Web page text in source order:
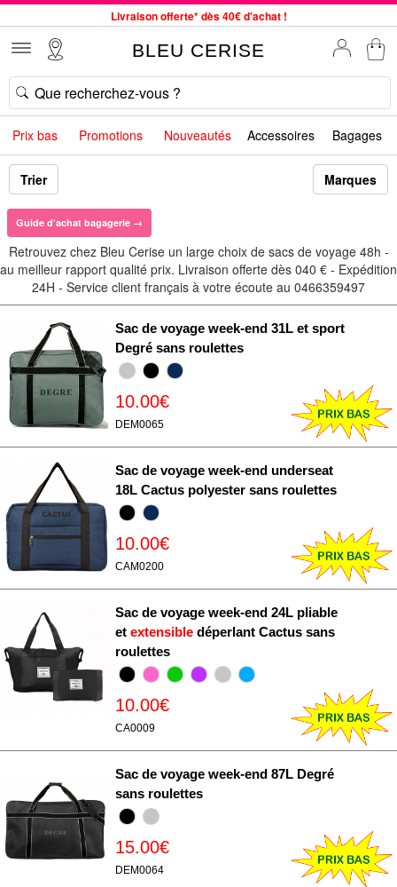
Livraison offerte* dès 40€ d'achat !
Commande avant 12h expédiée le jour même, du lundi au vendredi
33 magasins en France. Un à proximité de chez vous ?
Bon shopping chez BLEU CERISE !
Jusqu'à -75% sur le site du 29/07 au 27/08
Samsonite, Delsey, American Tourister, Little Marcel à Prix Bas
BLEU CERISE
Prix bas Promotions Nouveautés Accessoires Bagages
Trier Marques
Guide d'achat bagagerie →
Retrouvez chez Bleu Cerise un large choix de sacs de voyage 48h -
au meilleur rapport qualité prix. Livraison offerte dès 040 € - Expédition
24H - Service client français à votre écoute au 0466359497
Sac de voyage week-end 31L et sport
Degré sans roulettes
10.00€
DEM0065
Sac de voyage week-end underseat
18L Cactus polyester sans roulettes
10.00€
CAM0200
Sac de voyage week-end 24L pliable
et extensible déperlant Cactus sans
roulettes
10.00€
CA0009
Sac de voyage week-end 87L Degré
sans roulettes
15.00€
DEM0064